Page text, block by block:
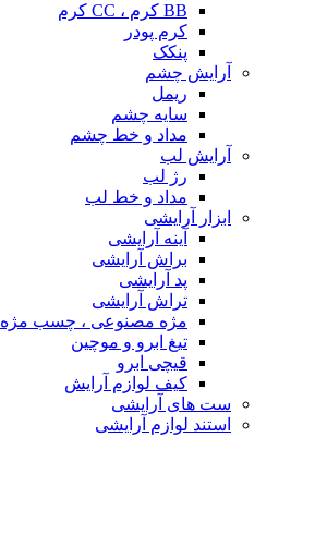
BB کرم ، CC کرم
کرم پودر
پنکک
آرایش چشم
ریمل
سایه چشم
مداد و خط چشم
آرایش لب
رژ لب
مداد و خط لب
ابزار آرایشی
آینه آرایشی
براش آرایشی
پد آرایشی
تراش آرایشی
مژه مصنوعی ، چسب مژه
تیغ ابرو و موچین
قیچی ابرو
کیف لوازم آرایش
ست های آرایشی
استند لوازم آرایشی